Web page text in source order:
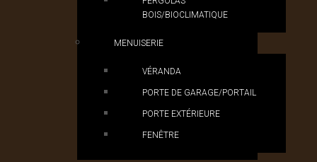
BOIS/BIOCLIMATIQUE
MENUISERIE
VÉRANDA
PORTE DE GARAGE/PORTAIL
PORTE EXTÉRIEURE
FENÊTRE